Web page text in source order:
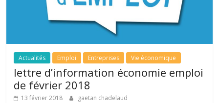
Actualités Emploi Entreprises Vie économique
lettre d’information économie emploi
de février 2018
13 février 2018 gaetan chadelaud